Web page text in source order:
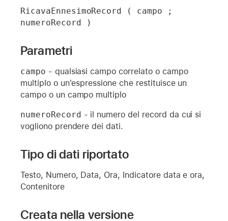
RicavaEnnesimoRecord ( campo ;
numeroRecord )
Parametri
campo - qualsiasi campo correlato o campo
multiplo o un'espressione che restituisce un
campo o un campo multiplo
numeroRecord - il numero del record da cui si
vogliono prendere dei dati.
Tipo di dati riportato
Testo, Numero, Data, Ora, Indicatore data e ora,
Contenitore
Creata nella versione